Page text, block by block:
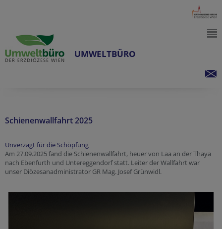
UMWELTBÜRO
Schienenwallfahrt 2025
Unverzagt für die Schöpfung
Am 27.09.2025 fand die Schienenwallfahrt, heuer von Laa an der Thaya
nach Ebenfurth und Untereggendorf statt. Leiter der Wallfahrt war
unser Diözesanadministrator GR Mag. Josef Grünwidl.